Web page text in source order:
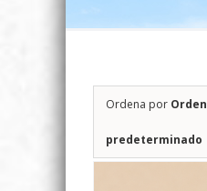
Ordena por Orden
predeterminado